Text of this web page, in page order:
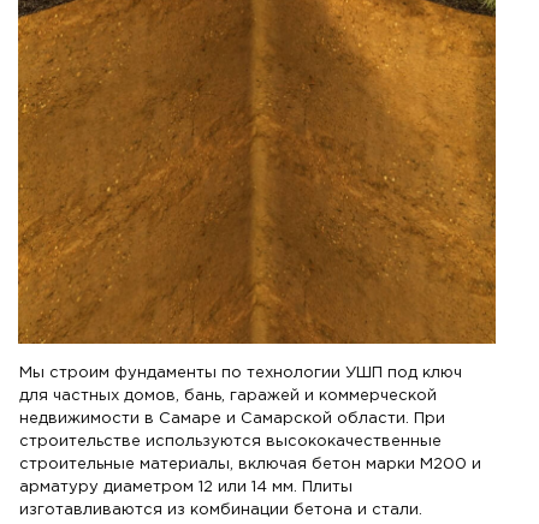
Мы строим фундаменты по технологии УШП под ключ
для частных домов, бань, гаражей и коммерческой
недвижимости в Самаре и Самарской области. При
строительстве используются высококачественные
строительные материалы, включая бетон марки М200 и
арматуру диаметром 12 или 14 мм. Плиты
изготавливаются из комбинации бетона и стали.